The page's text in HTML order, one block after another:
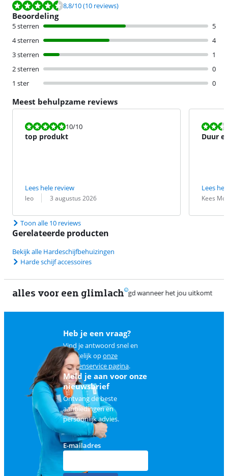
Beoordeling is 8,8 van de 10, gebaseerd op 10 reviews.
8,8/10(10 reviews)
Beoordeling
5 sterren
5
4 sterren
4
3 sterren
1
2 sterren
0
1 ster
0
Meest behulpzame reviews
Beoordeling is 10 van de 10.
10/10
top produkt
Lees hele review
Beoordeling door:
leo
Datum: 3 augustus 2026
Duur
Lees
Kees
Datum:
Toon alle 10 reviews
Gerelateerde producten
Bekijk alle Hardeschijfbehuizingen
Harde schijf accessoires
alles voor een glimlach
Heb je een vraag?
Vind je antwoord snel en
makkelijk oponze
klantenservice pagina.
Meld je aan voor onze
nieuwsbrief
Ontvang de beste
aanbiedingen en
persoonlijk advies.
E-mailadres